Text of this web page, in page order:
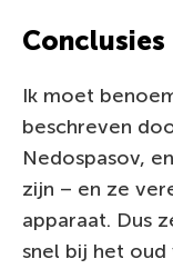
Conclusies
Ik moet
beschreven
Nedospasov,
zijn – en ze
apparaat. Dus
snel bij het oud